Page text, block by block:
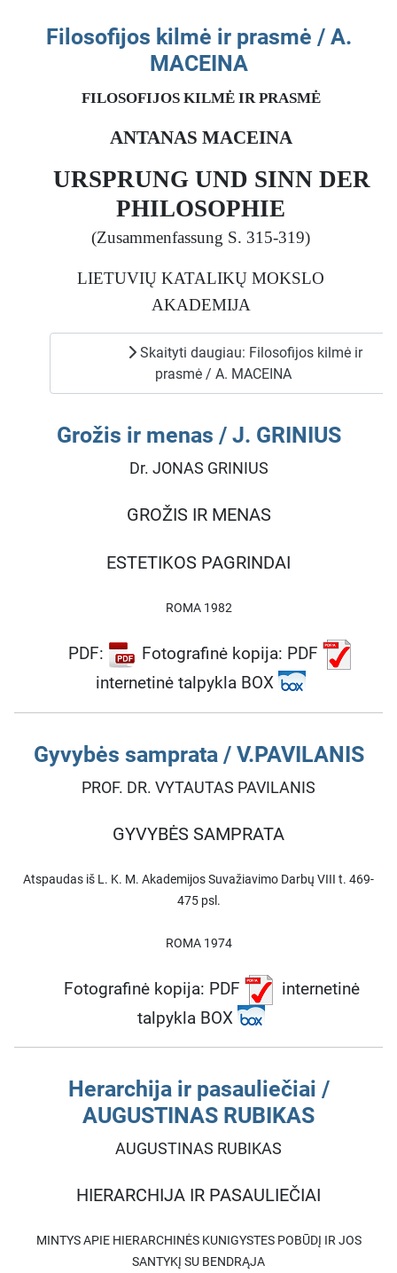
Filosofijos kilmė ir prasmė / A.
MACEINA
FILOSOFIJOS KILMĖ IR PRASMĖ
ANTANAS MACEINA
URSPRUNG UND SINN DER
PHILOSOPHIE
(Zusammenfassung S. 315-319)
LIETUVIŲ KATALIKŲ MOKSLO
AKADEMIJA
Skaityti daugiau: Filosofijos kilmė ir
prasmė / A. MACEINA
Grožis ir menas / J. GRINIUS
Dr. JONAS GRINIUS
GROŽIS IR MENAS
ESTETIKOS PAGRINDAI
ROMA 1982
PDF:
Fotografinė kopija: PDF
internetinė talpykla BOX
Gyvybės samprata / V.PAVILANIS
PROF. DR. VYTAUTAS PAVILANIS
GYVYBĖS SAMPRATA
Atspaudas iš L. K. M. Akademijos Suvažiavimo Darbų VIII t. 469-
475 psl.
ROMA 1974
Fotografinė kopija: PDF
internetinė
talpykla BOX
Herarchija ir pasauliečiai /
AUGUSTINAS RUBIKAS
AUGUSTINAS RUBIKAS
HIERARCHIJA IR PASAULIEČIAI
MINTYS APIE HIERARCHINĖS KUNIGYSTES POBŪDĮ IR JOS
SANTYKĮ SU BENDRĄJA